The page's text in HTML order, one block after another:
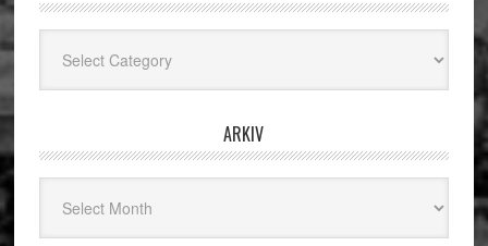
ARKIV